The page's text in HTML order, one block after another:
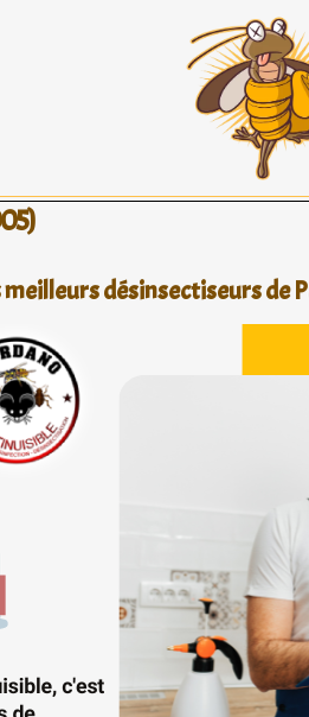
désinsectiseurs de